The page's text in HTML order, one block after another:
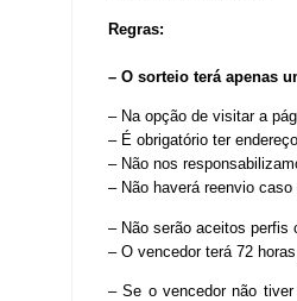
Regras:
– O sorteio terá apenas
– Na opção de visitar a
– É obrigatório ter
– Não nos
– Não haverá reenvio
– Não serão aceitos perfis
– O vencedor terá 72
– Se o vencedor não